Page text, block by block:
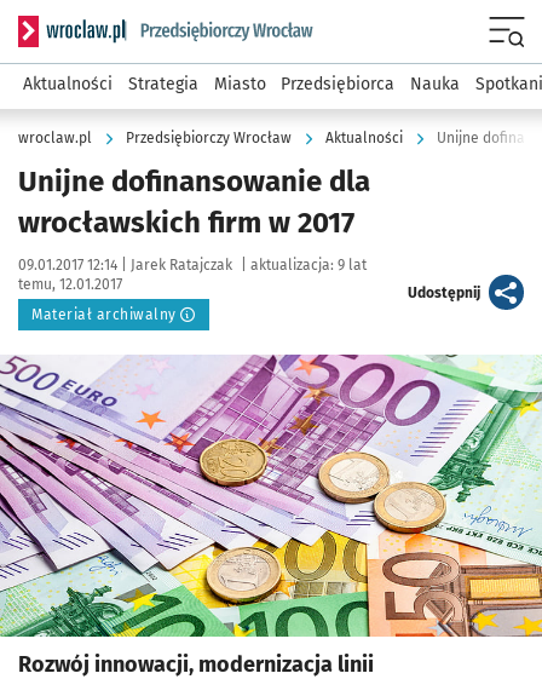
Serwis informacyjny wroclaw.pl podserwis: Strategia
Aktualności Strategia Miasto Przedsiębiorca Nauka
wroclaw.pl Przedsiębiorczy Wrocław Aktualności Unijne
Unijne dofinansowanie dla
wrocławskich firm w 2017
Data publikacji:
09.01.2017 12:14 | Autor:
Jarek Ratajczak aktualizacja: 9 lat
temu, 12.01.2017
Materiał archiwalny
Udostępnijartykuł
Kliknij, aby powiększyć
Rozwój innowacji, modernizacja linii